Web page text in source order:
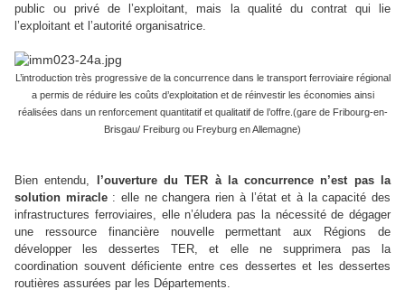
public ou privé de l’exploitant, mais la qualité du contrat qui lie
l’exploitant et l’autorité organisatrice.
L’introduction très progressive de la concurrence dans le transport ferroviaire régional
a permis de réduire les coûts d’exploitation et de réinvestir les économies ainsi
réalisées dans un renforcement quantitatif et qualitatif de l’offre.(gare de Fribourg-en-
Brisgau/ Freiburg ou Freyburg en Allemagne)
Bien entendu,
l’ouverture du TER à la concurrence n’est pas la
solution miracle: elle ne changera rien à l’état et à la capacité des
infrastructures ferroviaires, elle n’éludera pas la nécessité de dégager
une ressource financière nouvelle permettant aux Régions de
développer les dessertes TER, et elle ne supprimera pas la
coordination souvent déficiente entre ces dessertes et les dessertes
routières assurées par les Départements.